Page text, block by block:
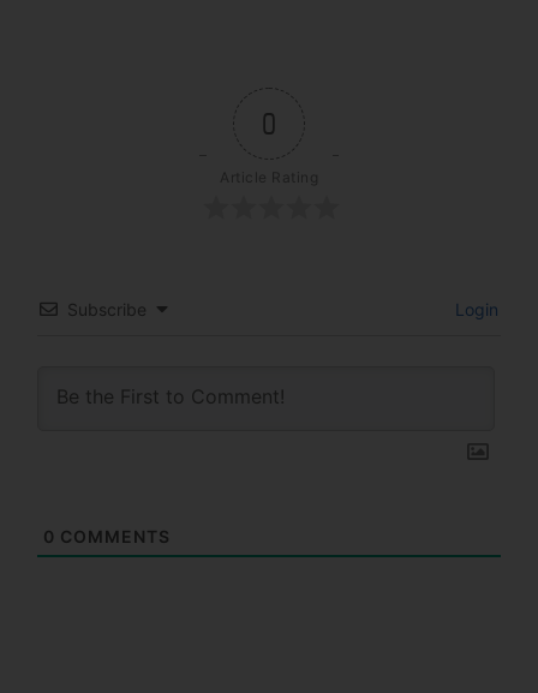
0
Article Rating
Subscribe Login
0 COMMENTS